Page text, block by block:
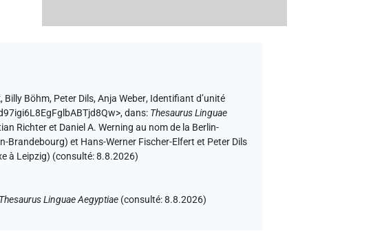
, Billy Böhm, Peter Dils,Anja Weber, Identifiant d’unité
,dans: Thesaurus Linguae
Richter et Daniel A. Werning au nom de la Berlin-
Brandebourg) et Hans-Werner Fischer-Elfert et Peter Dils
à Leipzig) (consulté:8.8.2026)
Thesaurus Linguae Aegyptiae (consulté:8.8.2026)